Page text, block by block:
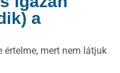
a
értelme, mert nem látjuk